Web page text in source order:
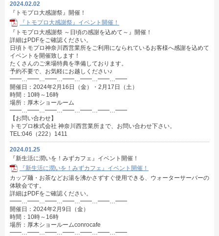
2024.02.02
『トモプロ大感謝祭』開催！
『トモプロ大感謝祭』イベント開催！
『トモプロ大感謝祭 ～日頃の感謝を込めて～』開催！
詳細はPDFをご確認ください。
日頃トモプロ神奈川西営業所をご利用になられているお客様へ感謝を込めて
イベントを開催致します！
たくさんのご来場特典を準備しております。
予約不要で、お気軽にお越しください♪
━━…━━…━━…━━…━━…━━…━━
開催日：2024年2月16日（金）・2月17日（土）
時間：10時～16時
場所：厚木ショールーム
━━…━━…━━…━━…━━…━━…━━
【お問い合わせ】
トモプロ株式会社 神奈川西営業所まで、お問い合わせ下さい。
TEL:046（222）1411
2024.01.25
『新生活に潤いを！みずカフェ』イベント開催！
『新生活に潤いを！みずカフェ』イベント開催！
カップ麺・お茶などお湯を沸かさずすぐ使用できる、ウォーターサーバーの
体験会です。
詳細はPDFをご確認ください。
━━…━━…━━…━━…━━…━━…━━
開催日：2024年2月9日（金）
時間：10時～16時
場所：厚木ショールームconrocafe
━━…━━…━━…━━…━━…━━…━━